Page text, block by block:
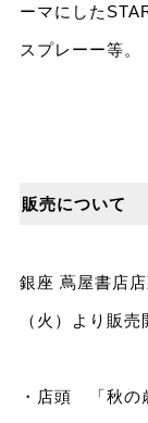
ーマにした
スプレーー等。
販売について
銀座 蔦屋書店
（火）より販売
・店頭 「秋の